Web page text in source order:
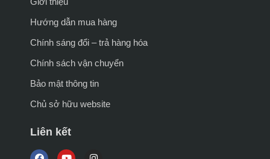
Hướng dẫn mua hàng
Chính sáng đổi – trả hàng hóa
Chính sách vận chuyển
Bảo mật thông tin
Chủ sở hữu website
Liên kết